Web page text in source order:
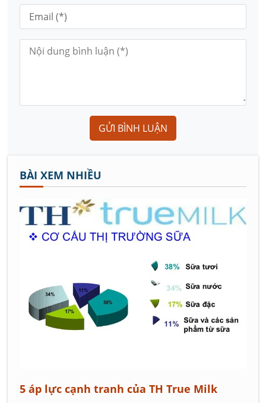
GỬI BÌNH LUẬN
BÀI XEM NHIỀU
5 áp lực cạnh tranh của TH True Milk